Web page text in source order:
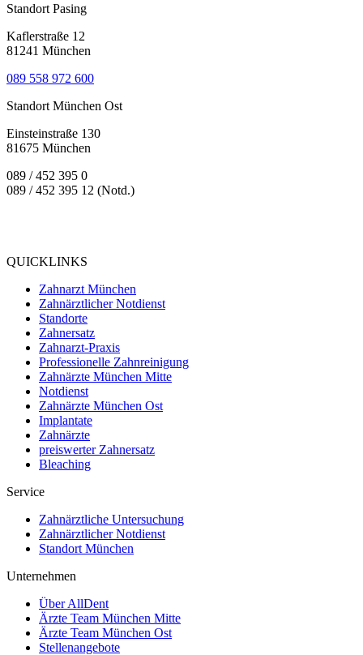
Standort Pasing
Kaflerstraße 12
81241 München
089 558 972 600
Standort München Ost
Einsteinstraße 130
81675 München
089 / 452 395 0
089 / 452 395 12 (Notd.)
QUICKLINKS
Zahnarzt München
Zahnärztlicher Notdienst
Standorte
Zahnersatz
Zahnarzt-Praxis
Professionelle Zahnreinigung
Zahnärzte München Mitte
Notdienst
Zahnärzte München Ost
Implantate
Zahnärzte
preiswerter Zahnersatz
Bleaching
Service
Zahnärztliche Untersuchung
Zahnärztlicher Notdienst
Standort München
Unternehmen
Über AllDent
Ärzte Team München Mitte
Ärzte Team München Ost
Stellenangebote